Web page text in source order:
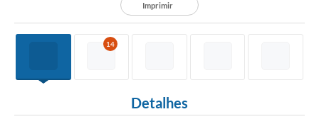
Imprimir
14
Detalhes